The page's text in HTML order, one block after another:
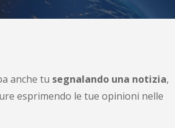
anche tu segnalando una notizia,
esprimendo le tue opinioni nelle